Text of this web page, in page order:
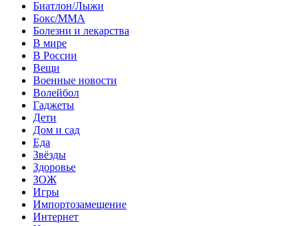
Биатлон/Лыжи
Бокс/MMA
Болезни и лекарства
В мире
В России
Вещи
Военные новости
Волейбол
Гаджеты
Дети
Дом и сад
Еда
Звёзды
Здоровье
ЗОЖ
Игры
Импортозамещение
Интернет